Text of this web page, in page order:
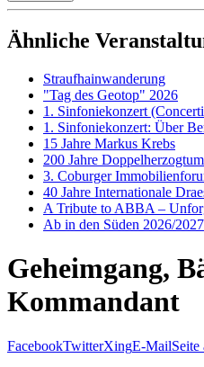
Ähnliche
Straufhainwanderung
"Tag des Geotop" 2026
1. Sinfoniekonzert
1. Sinfoniekonzert: Über
15 Jahre Markus Krebs
200 Jahre Doppelherzogtum
3. Coburger
40 Jahre Internationale
A Tribute to ABBA –
Ab in den Süden 2026/2027
Geheimgang,
Kommandant
FacebookTwitterXingE-MailSeite